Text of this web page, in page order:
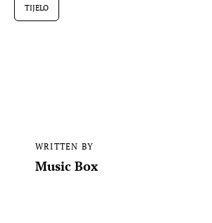
TIJELO
WRITTEN BY
Music Box